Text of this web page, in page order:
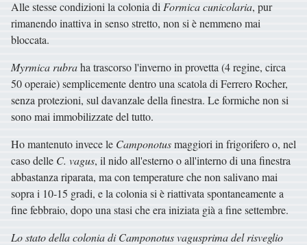
Alle stesse condizioni la colonia di Formica cunicolaria, pur
rimanendo inattiva in senso stretto, non si è nemmeno mai
bloccata.
Myrmica rubraha trascorso l'inverno in provetta (4 regine, circa
50 operaie) semplicemente dentro una scatola di Ferrero Rocher,
senza protezioni, sul davanzale della finestra. Le formiche non si
sono mai immobilizzate del tutto.
Ho mantenuto invece le Camponotusmaggiori in frigorifero o, nel
caso delle C. vagus, il nido all'esterno o all'interno di una finestra
abbastanza riparata, ma con temperature che non salivano mai
sopra i 10-15 gradi, e la colonia si è riattivata spontaneamente a
fine febbraio, dopo una stasi che era iniziata già a fine settembre.
Lo stato della colonia di Camponotus vagusprima del risveglio